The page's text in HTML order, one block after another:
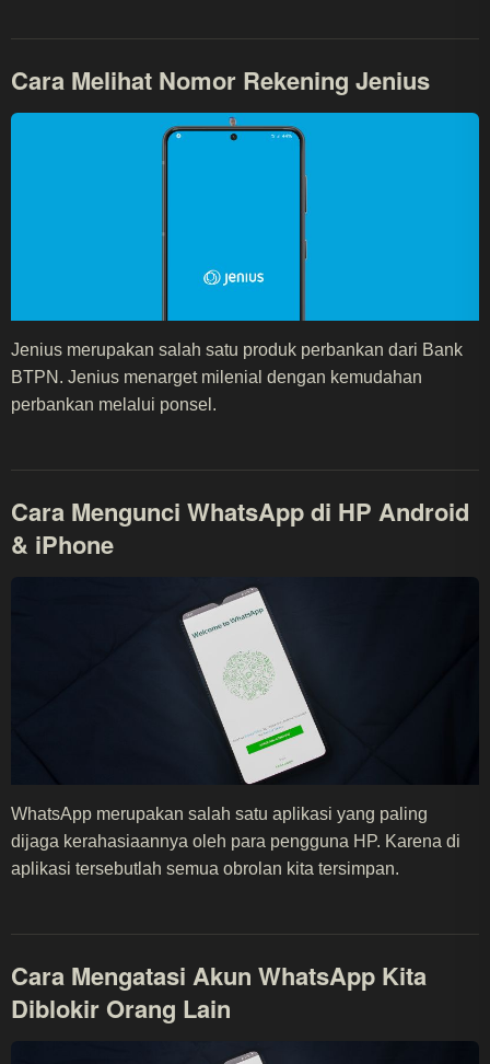
Cara Melihat Nomor Rekening Jenius
Jenius merupakan salah satu produk perbankan dari Bank
BTPN. Jenius menarget milenial dengan kemudahan
perbankan melalui ponsel.
Cara Mengunci WhatsApp di HP Android
& iPhone
WhatsApp merupakan salah satu aplikasi yang paling
dijaga kerahasiaannya oleh para pengguna HP. Karena di
aplikasi tersebutlah semua obrolan kita tersimpan.
Cara Mengatasi Akun WhatsApp Kita
Diblokir Orang Lain